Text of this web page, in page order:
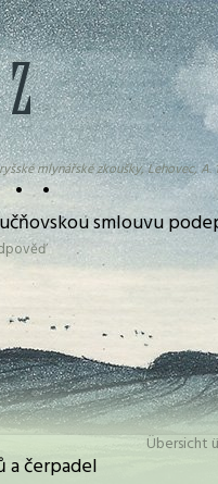
• •
mlynářské zkoušky, Lehovec, A.
smlouvu
Übersicht
a čerpadel